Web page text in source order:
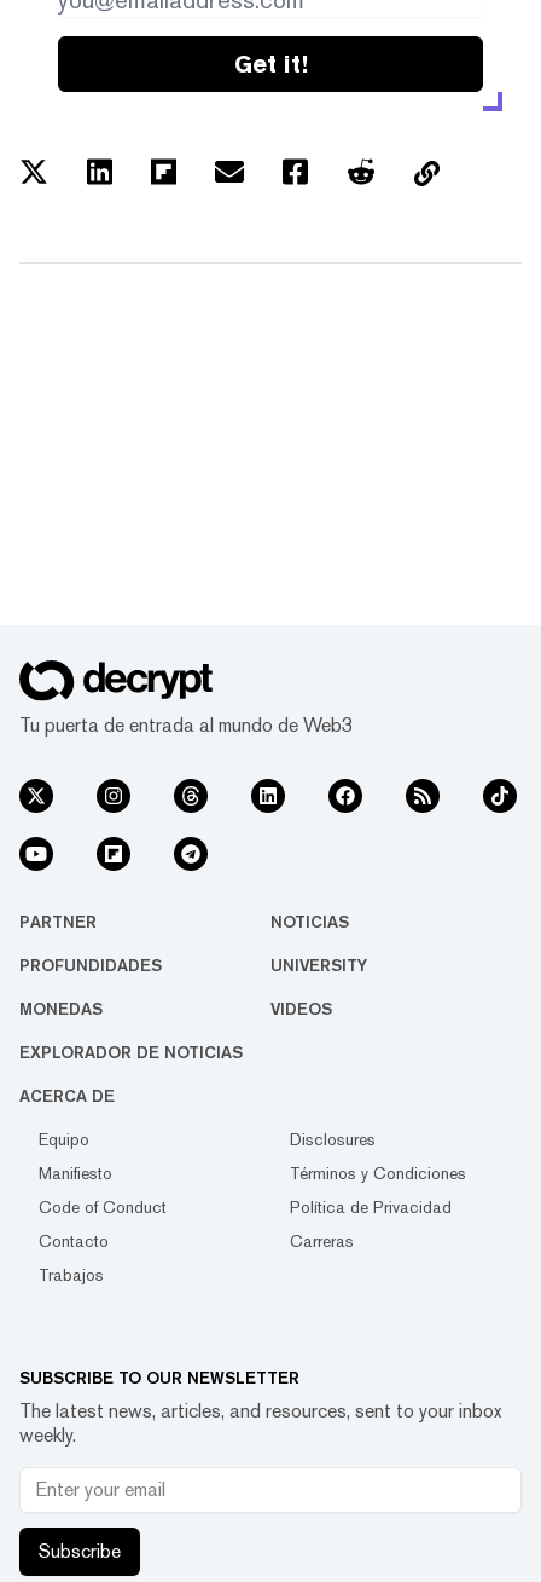
Get it!
Tu puerta de entrada al mundo de Web3
PARTNER NOTICIAS
PROFUNDIDADES UNIVERSITY
MONEDAS VIDEOS
EXPLORADOR DE NOTICIAS
ACERCA DE
Equipo
Disclosures
Manifiesto
Términos y Condiciones
Code of Conduct
Política de Privacidad
Contacto
Carreras
Trabajos
SUBSCRIBE TO OUR NEWSLETTER
The latest news, articles, and resources, sent to your inbox
weekly.
Subscribe